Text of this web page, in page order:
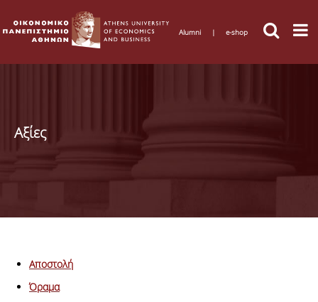
Alumni | e-shop
Αξίες
Αποστολή
Όραμα